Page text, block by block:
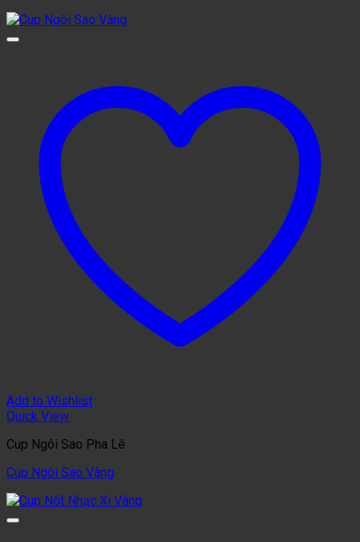
Add to Wishlist
Quick View
Cup Ngôi Sao Pha Lê
Cup Ngôi Sao Vàng